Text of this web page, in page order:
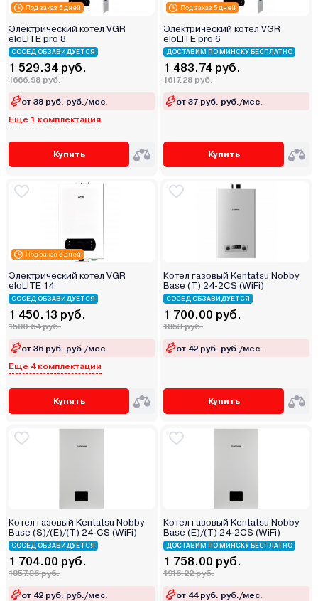
Под заказ 5 дней
Электрический котел VGR
eloLITE pro 8
СОСЕД ОБЗАВИДУЕТСЯ
1 529.34 руб.
1666.98 руб.
от 38 руб. руб./мес.
Еще 1 комплектация
Купить
Под заказ 5 дней
Электрический котел VGR
eloLITE pro 6
ДОСТАВИМ ПО МИНСКУ БЕСПЛАТНО
1 483.74 руб.
1617.28 руб.
от 37 руб. руб./мес.
Купить
Под заказ 5 дней
Электрический котел VGR
eloLITE 14
СОСЕД ОБЗАВИДУЕТСЯ
1 450.13 руб.
1580.64 руб.
от 36 руб. руб./мес.
Еще 4 комплектации
Купить
Котел газовый Kentatsu Nobby
Base (T) 24-2CS (WiFi)
СОСЕД ОБЗАВИДУЕТСЯ
1 700.00 руб.
1853 руб.
от 42 руб. руб./мес.
Купить
Котел газовый Kentatsu Nobby
Base (S)/(E)/(T) 24-CS (WiFi)
СОСЕД ОБЗАВИДУЕТСЯ
1 704.00 руб.
1857.36 руб.
от 42 руб. руб./мес.
Котел газовый Kentatsu Nobby
Base (E)/(T) 24-2CS (WiFi)
ДОСТАВИМ ПО МИНСКУ БЕСПЛАТНО
1 758.00 руб.
1916.22 руб.
от 44 руб. руб./мес.